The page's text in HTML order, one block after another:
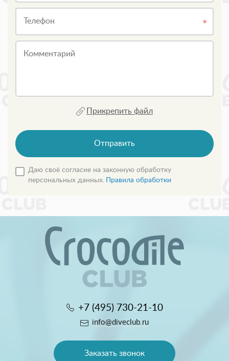
Телефон
Комментарий
Прикрепить файл
Отправить
Даю своё согласие на законную обработку
персональных данных.
Правила обработки
+7 (495) 730-21-10
info@diveclub.ru
Заказать звонок